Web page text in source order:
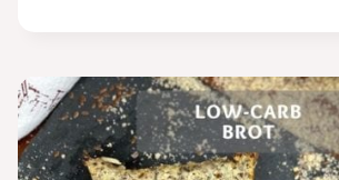
–
GESUNDE
SMOOTHIE
BOWL